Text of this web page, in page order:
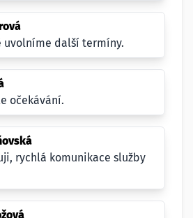
uvolníme další termíny.
očekávání.
rychlá komunikace služby